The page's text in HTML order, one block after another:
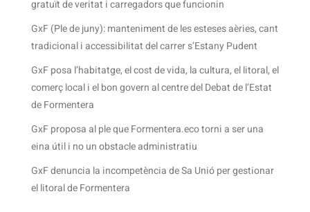
gratuït de veritat i carregadors que funcionin
GxF (Ple de juny): manteniment de les esteses aèries, cant
tradicional i accessibilitat del carrer s’Estany Pudent
GxF posa l’habitatge, el cost de vida, la cultura, el litoral, el
comerç local i el bon govern al centre del Debat de l’Estat
de Formentera
GxF proposa al ple que Formentera.eco torni a ser una
eina útil i no un obstacle administratiu
GxF denuncia la incompetència de Sa Unió per gestionar
el litoral de Formentera